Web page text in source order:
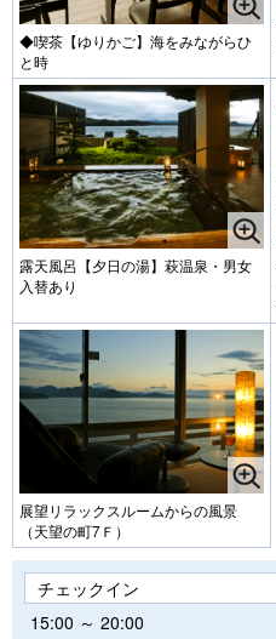
◆喫茶【ゆりかご】海をみながらひ
と時
露天風呂【夕日の湯】萩温泉・男女
入替あり
展望リラックスルームからの風景
（天望の町7Ｆ）
チェックイン
15:00 ～ 20:00